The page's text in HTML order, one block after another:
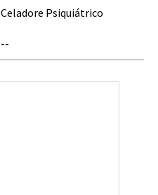
Celadore Psiquiátrico
--